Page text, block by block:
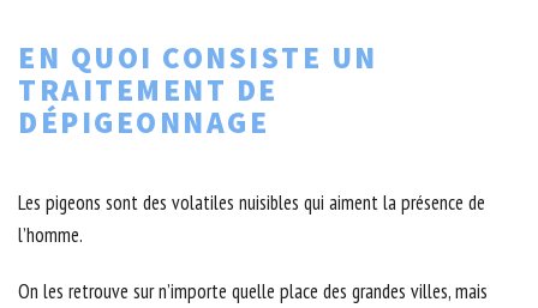
EN QUOI CONSISTE UN
TRAITEMENT DE
DÉPIGEONNAGE
Les pigeons sont des volatiles nuisibles qui aiment la présence de
l’homme.
On les retrouve sur n’importe quelle place des grandes villes, mais